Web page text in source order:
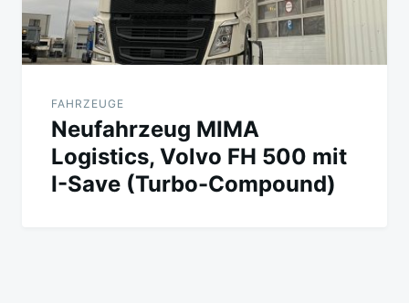
FAHRZEUGE
Neufahrzeug MIMA
Logistics, Volvo FH 500 mit
I-Save (Turbo-Compound)